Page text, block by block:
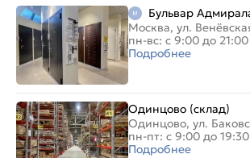
Бульвар
Москва, ул.
пн-вс: с 9:00 до 21:00
Подробнее
Одинцово (склад)
Одинцово, ул.
пн-пт: с 9:00 до 19:30
Подробнее